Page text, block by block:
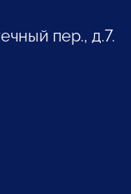
пер., д.7.